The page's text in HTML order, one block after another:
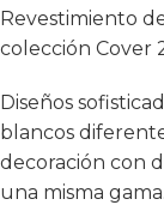
Revestimiento
colección Cover
Diseños
blancos
decoración con
una misma gama.